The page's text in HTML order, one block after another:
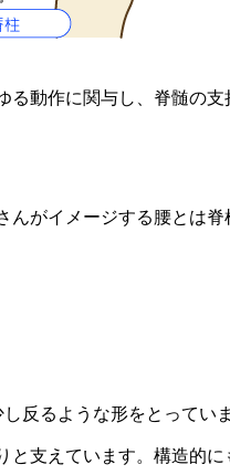
動作に関与し、脊髄の
がイメージする腰とは
反るような形をとってい
支えています。構造的